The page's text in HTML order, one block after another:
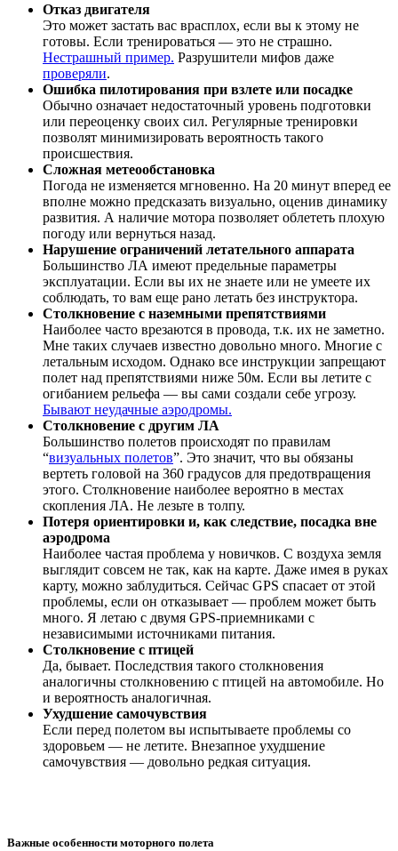
Отказ двигателя
Это может застать вас врасплох, если вы к этому не
готовы. Если тренироваться — это не страшно.
Нестрашный пример. Разрушители мифов даже
проверяли.
Ошибка пилотирования при взлете или посадке
Обычно означает недостаточный уровень подготовки
или переоценку своих сил. Регулярные тренировки
позволят минимизировать вероятность такого
происшествия.
Сложная метеообстановка
Погода не изменяется мгновенно. На 20 минут вперед ее
вполне можно предсказать визуально, оценив динамику
развития. А наличие мотора позволяет облететь плохую
погоду или вернуться назад.
Нарушение ограничений летательного аппарата
Большинство ЛА имеют предельные параметры
эксплуатации. Если вы их не знаете или не умеете их
соблюдать, то вам еще рано летать без инструктора.
Столкновение с наземными препятствиями
Наиболее часто врезаются в провода, т.к. их не заметно.
Мне таких случаев известно довольно много. Многие с
летальным исходом. Однако все инструкции запрещают
полет над препятствиями ниже 50м. Если вы летите с
огибанием рельефа — вы сами создали себе угрозу.
Бывают неудачные аэродромы.
Столкновение с другим ЛА
Большинство полетов происходят по правилам
“визуальных полетов”. Это значит, что вы обязаны
вертеть головой на 360 градусов для предотвращения
этого. Столкновение наиболее вероятно в местах
скопления ЛА. Не лезьте в толпу.
Потеря ориентировки и, как следствие, посадка вне
аэродрома
Наиболее частая проблема у новичков. С воздуха земля
выглядит совсем не так, как на карте. Даже имея в руках
карту, можно заблудиться. Сейчас GPS спасает от этой
проблемы, если он отказывает — проблем может быть
много. Я летаю с двумя GPS-приемниками с
независимыми источниками питания.
Столкновение с птицей
Да, бывает. Последствия такого столкновения
аналогичны столкновению с птицей на автомобиле. Но
и вероятность аналогичная.
Ухудшение самочувствия
Если перед полетом вы испытываете проблемы со
здоровьем — не летите. Внезапное ухудшение
самочувствия — довольно редкая ситуация.
Важные особенности моторного полета